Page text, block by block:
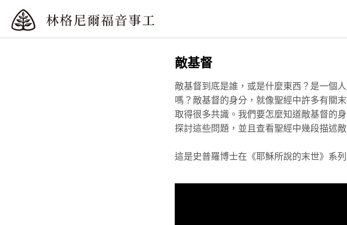
敵基督
敵基督到底是誰，或是什麼東西？是一個
嗎？敵基督的身分，就像聖經中許多有關
取得很多共識。我們要怎麼知道敵基督的
探討這些問題，並且查看聖經中幾段描述
這是史普羅博士在《耶穌所說的末世》系